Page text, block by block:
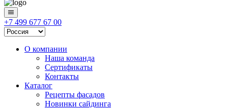
+7 499 677 67 00
О компании
Наша команда
Сертификаты
Контакты
Каталог
Рецепты фасадов
Новинки сайдинга